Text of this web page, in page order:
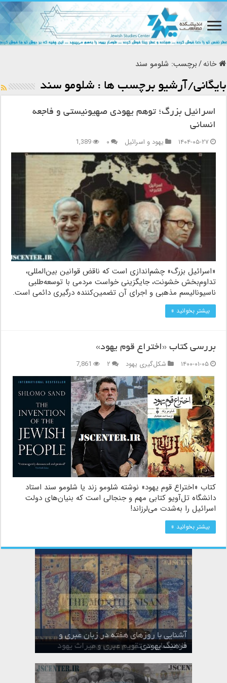
خانه/برچسب: شلومو سند
بایگانی/آرشیو برچسب ها :شلومو سند
اسرائیل بزرگ؛ توهم یهودی صهیونیستی و فاجعه
انسانی
۱۴۰۴-۰۵-۲۷
یهود و اسرائیل ۰ 1,389
«اسرائیل بزرگ» چشم‌اندازی است که ناقض قوانین بین‌المللی،
تداوم‌بخش خشونت، جایگزینی خواست مردمی با توسعه‌طلبی
ناسیونالیسم مذهبی و اجرای آن تضمین‌کننده درگیری دائمی است.
بیشتر بخوانید »
بررسی کتاب «اختراع قوم یهود»
۱۴۰۰-۰۱-۰۵
شکل‌گیری یهود ۲ 7,861
کتاب «اختراع قوم یهود» نوشته شلومو زند یا شلومو سند استاد
دانشگاه تل‌آویو کتابی مهم و جنجالی است که بنیان‌های دولت
اسرائیل را به‌شدت می‌لرزاند!
بیشتر بخوانید »
آشنایی با روزهای هفته در زبان عبری و
فرهنگ یهودی
ماه نیسان در تقویم عبری و میراث یهود
تقویم عبری
ماه شواط در تقویم عبری و میراث یهود
ماه طوت در تقویم عبری و میراث یهود
ماه حشوان در تقویم عبری و میراث یهود
ماه تیشری در تقویم عبری و میراث یهود
ماه الول در تقویم عبری و میراث یهود